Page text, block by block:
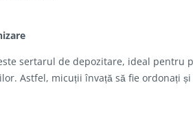
sertarul de depozitare, ideal pentru
Astfel, micuții învață să fie ordonați